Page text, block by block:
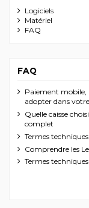
Logiciels
Matériel
FAQ
FAQ
Paiement mobile,
adopter dans
Quelle caisse
complet
Termes
Comprendre les
Termes